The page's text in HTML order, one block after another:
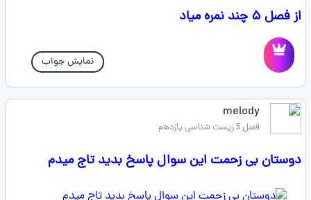
از فصل ۵ چند نمره میاد
نمایش جواب
melody
فصل 5 زیست شناسی یازدهم
دوستان بی زحمت این سوال پاسخ بدید تاج میدم